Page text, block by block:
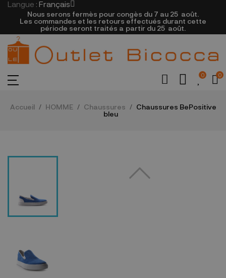
Langue : Français
Nous serons fermès pour congès du 7 au 25 août.
Les commandes et les retours effectués durant cette
période seront traités a partir du 25 août.
0 0
Accueil HOMME Chaussures
Chaussures BePositive
bleu